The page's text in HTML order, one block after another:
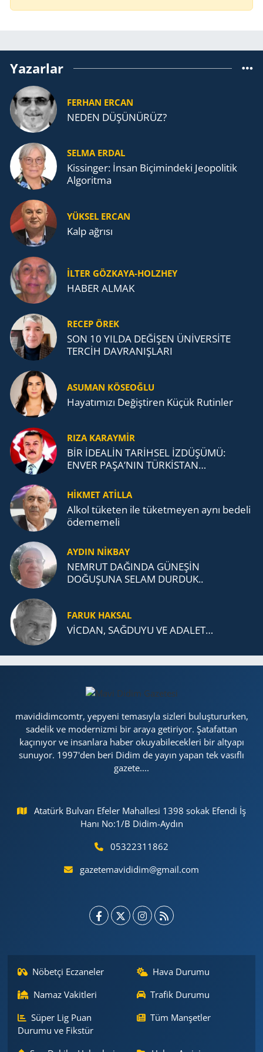
Yazarlar
FERHAN ERCAN
NEDEN DÜŞÜNÜRÜZ?
SELMA ERDAL
Kissinger: İnsan Biçimindeki Jeopolitik
Algoritma
YÜKSEL ERCAN
Kalp ağrısı
İLTER GÖZKAYA-HOLZHEY
HABER ALMAK
RECEP ÖREK
SON 10 YILDA DEĞİŞEN ÜNİVERSİTE
TERCİH DAVRANIŞLARI
ASUMAN KÖSEOĞLU
Ha­ya­tı­mı­zı De­ğiş­ti­ren Küçük Ru­tin­ler
RIZA KARAYMIR
BİR İDEALİN TARİHSEL İZDÜŞÜMÜ:
ENVER PAŞA’NIN TÜRKİSTAN
TEŞKİLATI’NA UZANAN MİRASI
HİKMET ATİLLA
Alkol tü­ke­ten ile tü­ket­me­yen aynı be­de­li
öde­me­me­li
AYDIN NİKBAY
NEMRUT DAĞINDA GÜNEŞİN
DOĞUŞUNA SELAM DURDUK..
FARUK HAKSAL
VİCDAN, SAĞ­DU­YU VE ADA­LET…
mavididimcomtr, yepyeni temasıyla sizleri buluştururken,
sadelik ve modernizmi bir araya getiriyor. Şatafattan
kaçınıyor ve insanlara haber okuyabilecekleri bir altyapı
sunuyor. 1997'den beri Didim de yayın yapan tek vasıflı
gazete....
Atatürk Bulvarı Efeler Mahallesi 1398 sokak Efendi İş
Hanı No:1/B Didim-Aydın
05322311862
gazetemavididim@gmail.com
Nöbetçi Eczaneler
Hava Durumu
Namaz Vakitleri
Trafik Durumu
Süper Lig Puan
Durumu ve Fikstür
Tüm Manşetler